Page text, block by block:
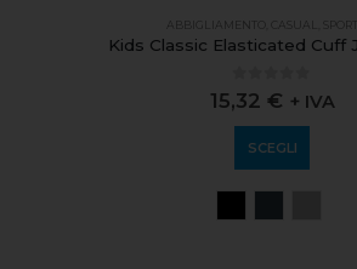
ABBIGLIAMENTO CASUAL
Kids Classic Elasticated Cuff
0out of 5
15,32 € + IVA
SCEGLI